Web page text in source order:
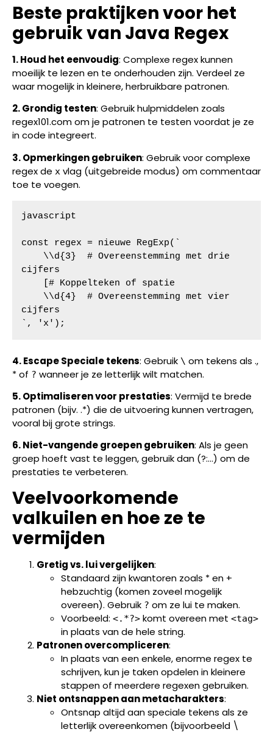
Beste praktijken voor het
gebruik van Java Regex
1. Houd het eenvoudig: Complexe regex kunnen
moeilijk te lezen en te onderhouden zijn. Verdeel ze
waar mogelijk in kleinere, herbruikbare patronen.
2. Grondig testen: Gebruik hulpmiddelen zoals
regex101.com om je patronen te testen voordat je ze
in code integreert.
3. Opmerkingen gebruiken: Gebruik voor complexe
regex de x vlag (uitgebreide modus) om commentaar
toe te voegen.
javascript
const regex = nieuwe RegExp(`
cijfers
cijfers
`, 'x');
4. Escape Speciale tekens: Gebruik \ om tekens als .,
* of ? wanneer je ze letterlijk wilt matchen.
5. Optimaliseren voor prestaties: Vermijd te brede
patronen (bijv. .*) die de uitvoering kunnen vertragen,
vooral bij grote strings.
6. Niet-vangende groepen gebruiken: Als je geen
groep hoeft vast te leggen, gebruik dan (?:...) om de
prestaties te verbeteren.
Veelvoorkomende
valkuilen en hoe ze te
vermijden
Gretig vs. lui vergelijken:
Standaard zijn kwantoren zoals * en +
hebzuchtig (komen zoveel mogelijk
overeen). Gebruik ? om ze lui te maken.
Voorbeeld: <.*?> komt overeen met <tag>
in plaats van de hele string.
Patronen overcompliceren:
In plaats van een enkele, enorme regex te
schrijven, kun je taken opdelen in kleinere
stappen of meerdere regexen gebruiken.
Niet ontsnappen aan metacharakters:
Ontsnap altijd aan speciale tekens als ze
letterlijk overeenkomen (bijvoorbeeld \